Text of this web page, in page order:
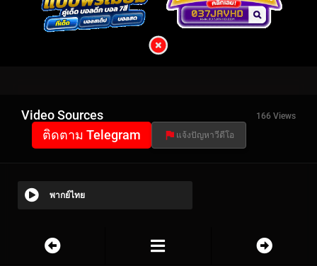
Video Sources 166 Views
ติดตาม Telegram แจ้งปัญหาวีดีโอ
พากย์ไทย